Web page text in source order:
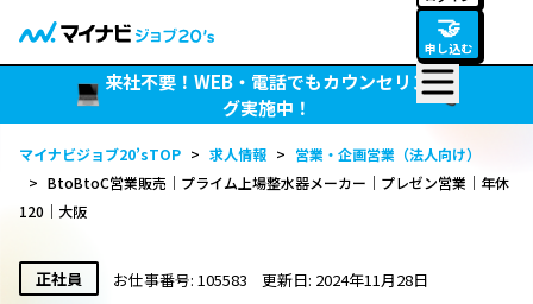
🤝
申し込む
来社不要！WEB・電話でもカウンセリン
グ実施中！
マイナビジョブ20’sTOP > 求人情報 > 営業・企画営業（法人向け）
> BtoBtoC営業販売｜プライム上場整水器メーカー｜プレゼン営業｜年休
120｜大阪
正社員 お仕事番号: 105583 更新日: 2024年11月28日